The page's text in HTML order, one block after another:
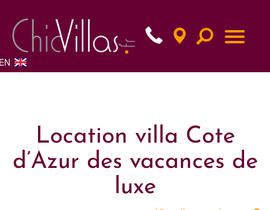
Location villa Cote
d’Azur des vacances de
luxe